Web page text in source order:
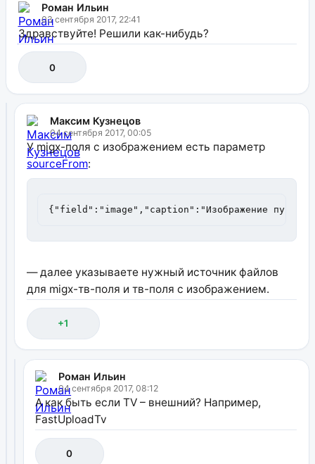
Роман Ильин
03 сентября 2017, 22:41
Здравствуйте! Решили как-нибудь?
0
Максим Кузнецов
04 сентября 2017, 00:05
У migx-поля с изображением есть параметр
sourceFrom:
{"field":"image","caption":"Изображение
— далее указываете нужный источник файлов
для migx-тв-поля и тв-поля с изображением.
+1
Роман Ильин
04 сентября 2017, 08:12
А как быть если TV – внешний? Например,
FastUploadTv
0